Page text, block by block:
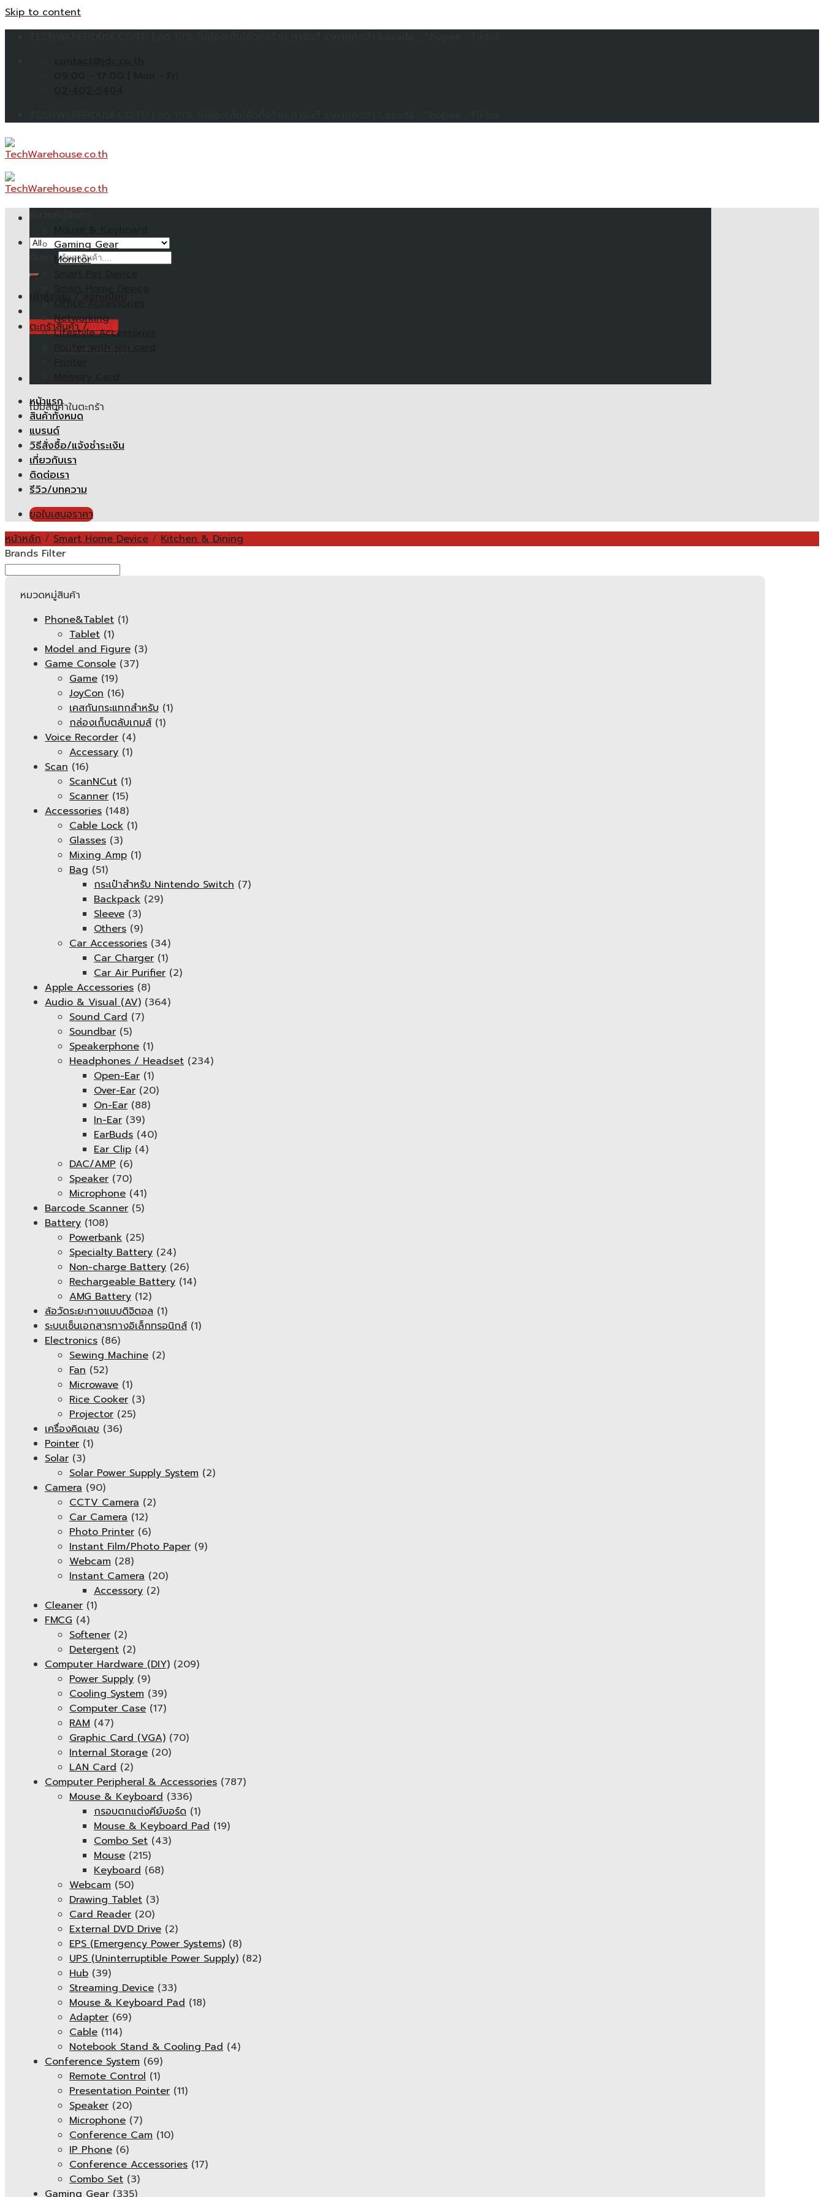
Skip to content
ตะกร้าสินค้า /0.00 ฿
ไม่มีสินค้าในตะกร้า
ไม่มีสินค้าในตะกร้า
Gaming Gear
Monitor
Networking
Lifestyle Accessories
Router with sim card
หน้าแรก
สินค้าทั้งหมด
แบรนด์
วิธีสั่งซื้อ/แจ้งชำระเงิน
เกี่ยวกับเรา
ติดต่อเรา
รีวิว/บทความ
ขอใบเสนอราคา
หน้าหลัก / Smart Home Device / Kitchen & Dining
Brands Filter
หมวดหมู่สินค้า
Phone&Tablet (1)
Tablet (1)
Model and Figure (3)
Game Console (37)
Game (19)
JoyCon (16)
เคสกันกระแทกสำหรับ (1)
กล่องเก็บตลับเกมส์ (1)
Voice Recorder (4)
Accessary (1)
Scan (16)
ScanNCut (1)
Scanner (15)
Accessories (148)
Cable Lock (1)
Glasses (3)
Mixing Amp (1)
Bag (51)
กระเป๋าสำหรับ Nintendo Switch (7)
Backpack (29)
Sleeve (3)
Others (9)
Car Accessories (34)
Car Charger (1)
Car Air Purifier (2)
Apple Accessories (8)
Audio & Visual (AV) (364)
Sound Card (7)
Soundbar (5)
Speakerphone (1)
Headphones / Headset (234)
Open-Ear (1)
Over-Ear (20)
On-Ear (88)
In-Ear (39)
EarBuds (40)
Ear Clip (4)
DAC/AMP (6)
Speaker (70)
Microphone (41)
Barcode Scanner (5)
Battery (108)
Powerbank (25)
Specialty Battery (24)
Non-charge Battery (26)
Rechargeable Battery (14)
AMG Battery (12)
ล้อวัดระยะทางแบบดิจิตอล (1)
ระบบเซ็นเอกสารทางอิเล็กทรอนิกส์ (1)
Electronics (86)
Sewing Machine (2)
Fan (52)
Microwave (1)
Rice Cooker (3)
Projector (25)
เครื่องคิดเลข (36)
Pointer (1)
Solar (3)
Solar Power Supply System (2)
Camera (90)
CCTV Camera (2)
Car Camera (12)
Photo Printer (6)
Instant Film/Photo Paper (9)
Webcam (28)
Instant Camera (20)
Accessory (2)
Cleaner (1)
FMCG (4)
Softener (2)
Detergent (2)
Computer Hardware (DIY) (209)
Power Supply (9)
Cooling System (39)
Computer Case (17)
RAM (47)
Graphic Card (VGA) (70)
Internal Storage (20)
LAN Card (2)
Computer Peripheral & Accessories (787)
Mouse & Keyboard (336)
กรอบตกแต่งคีย์บอร์ด (1)
Mouse & Keyboard Pad (19)
Combo Set (43)
Mouse (215)
Keyboard (68)
Webcam (50)
Drawing Tablet (3)
Card Reader (20)
External DVD Drive (2)
EPS (Emergency Power Systems) (8)
UPS (Uninterruptible Power Supply) (82)
Hub (39)
Streaming Device (33)
Mouse & Keyboard Pad (18)
Adapter (69)
Cable (114)
Notebook Stand & Cooling Pad (4)
Conference System (69)
Remote Control (1)
Presentation Pointer (11)
Speaker (20)
Microphone (7)
Conference Cam (10)
IP Phone (6)
Conference Accessories (17)
Combo Set (3)
Gaming Gear (335)